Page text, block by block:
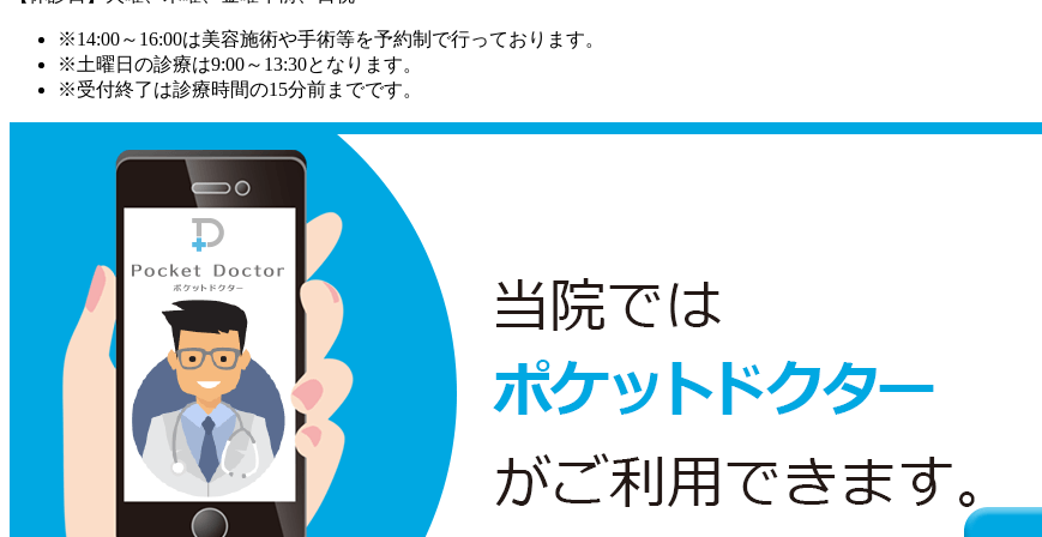
※14:00～16:00は美容施術や手術等を予約制で行っております。
※土曜日の診療は9:00～13:30となります。
※受付終了は診療時間の15分前までです。